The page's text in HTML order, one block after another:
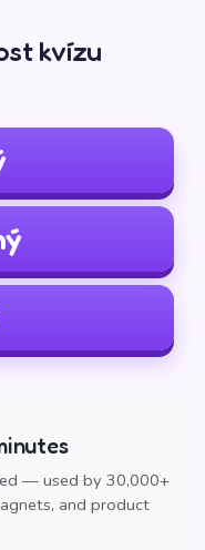
kvízu
— used by 30,000+
and product